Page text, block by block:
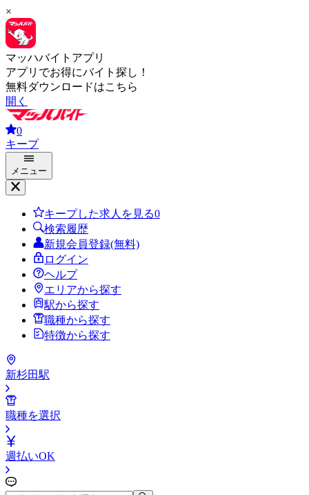
×
マッハバイトアプリ
アプリでお得にバイト探し！
無料ダウンロードはこちら
開く
0
キープ
メニュー
キープした求人を見る0
検索履歴
新規会員登録(無料)
ログイン
ヘルプ
エリアから探す
駅から探す
職種から探す
特徴から探す
新杉田駅
職種を選択
週払いOK